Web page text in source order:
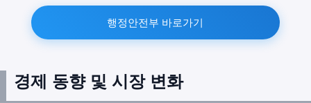
행정안전부 바로가기
경제 동향 및 시장 변화